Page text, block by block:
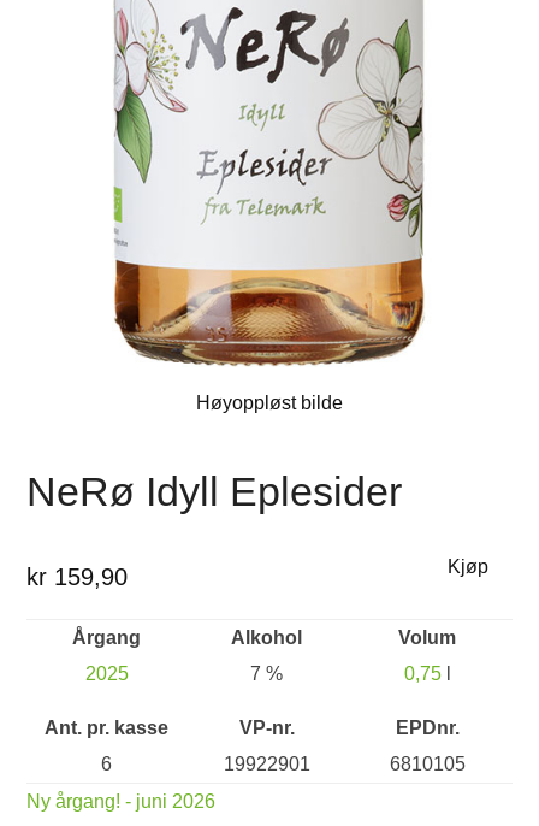
Høyoppløst bilde
NeRø Idyll Eplesider
kr 159,90 Kjøp
Årgang
2025
Alkohol
7 %
Volum
0,75l
Ant. pr. kasse
6
VP-nr.
19922901
EPDnr.
6810105
Ny årgang! - juni 2026